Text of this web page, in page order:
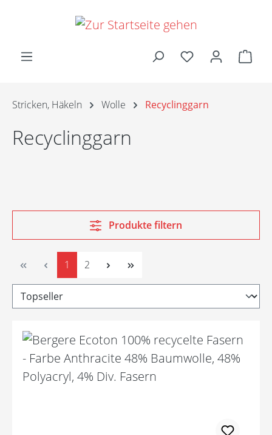
Zum Hauptinhalt springen
Stricken, Häkeln Wolle Recyclinggarn
Recyclinggarn
Produkte filtern
Seite
1 Seite
2